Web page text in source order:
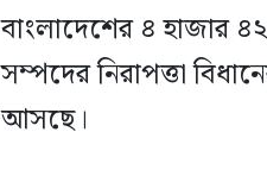
বাংলাদেশের ৪ হাজার
সম্পদের নিরাপত্তা
আসছে।